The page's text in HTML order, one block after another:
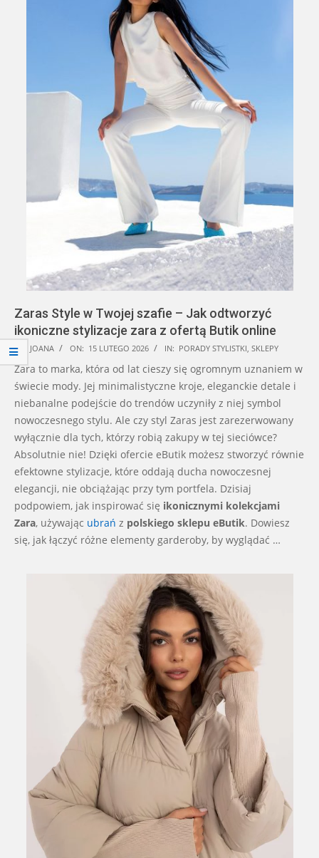
Zaras Style w Twojej szafie – Jak odtworzyć
ikoniczne stylizacje zara z ofertą Butik online
2026-
02-
15
BY: JOANA ON: 15 LUTEGO 2026 IN: PORADY STYLISTKI SKLEPY
Zara to marka, która od lat cieszy się ogromnym uznaniem w
świecie mody. Jej minimalistyczne kroje, eleganckie detale i
niebanalne podejście do trendów uczyniły z niej symbol
nowoczesnego stylu. Ale czy styl Zaras jest zarezerwowany
wyłącznie dla tych, którzy robią zakupy w tej sieciówce?
Absolutnie nie! Dzięki ofercie eButik możesz stworzyć równie
efektowne stylizacje, które oddają ducha nowoczesnej
elegancji, nie obciążając przy tym portfela. Dzisiaj
podpowiem, jak inspirować się ikonicznymi kolekcjami
Zara, używając ubrań z polskiego sklepu eButik. Dowiesz
się, jak łączyć różne elementy garderoby, by wyglądać …